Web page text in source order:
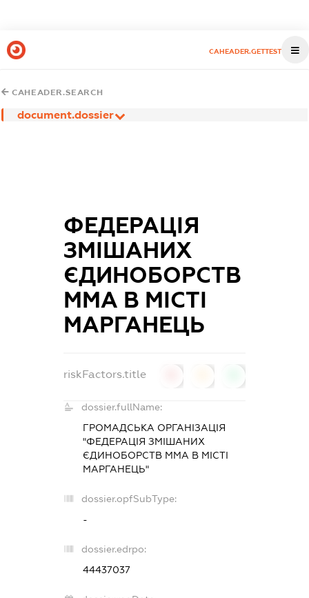
CAHEADER.GETTEST
CAHEADER.SEARCH
document.dossier
ФЕДЕРАЦІЯ
ЗМІШАНИХ
ЄДИНОБОРСТВ
ММА В МІСТІ
МАРГАНЕЦЬ
riskFactors.title
dossier.fullName:
ГРОМАДСЬКА ОРГАНІЗАЦІЯ
"ФЕДЕРАЦІЯ ЗМІШАНИХ
ЄДИНОБОРСТВ ММА В МІСТІ
МАРГАНЕЦЬ"
dossier.opfSubType:
-
dossier.edrpo:
44437037